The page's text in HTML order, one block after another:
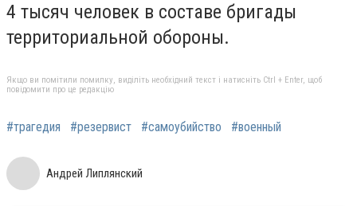
4 тысяч человек в составе бригады
территориальной обороны.
Якщо ви помітили помилку, виділіть необхідний текст і натисніть Ctrl + Enter, щоб
повідомити про це редакцію
#трагедия #резервист #самоубийство #военный
Андрей Липлянский